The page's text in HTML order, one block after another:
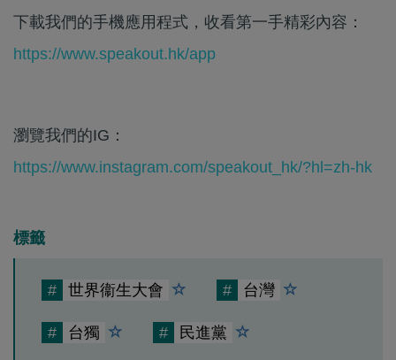
下載我們的手機應用程式，收看第一手精彩內容：
https://www.speakout.hk/app
瀏覽我們的IG：
https://www.instagram.com/speakout_hk/?hl=zh-hk
標籤
# 世界衞生大會 # 台灣
# 台獨 # 民進黨